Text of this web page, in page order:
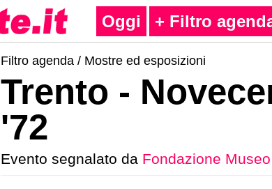
Oggi + Filtro
Filtro agenda / Mostre ed esposizioni
Trento -
'72
Evento segnalato da Fondazione